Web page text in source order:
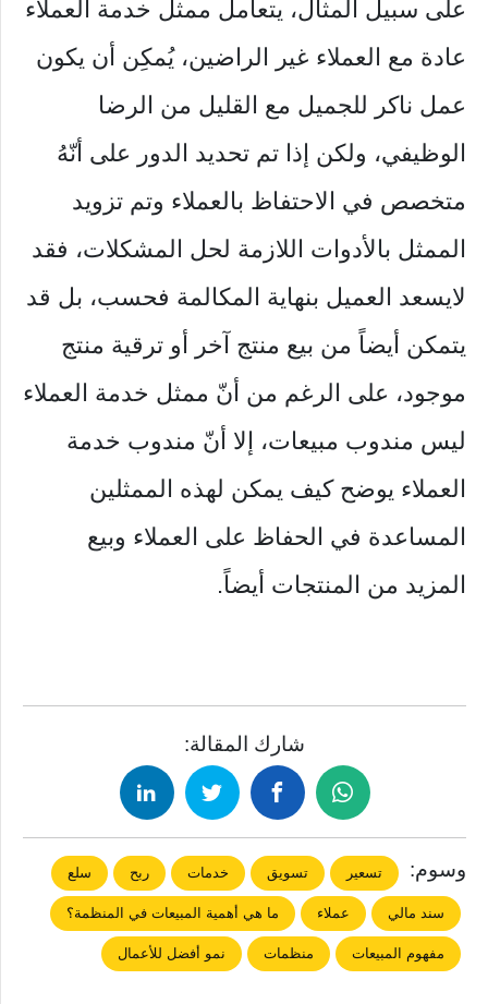
على سبيل المثال، يتعامل ممثل خدمة العملاء
عادة مع العملاء غير الراضين، يُمكِن أن يكون
عمل ناكر للجميل مع القليل من الرضا
الوظيفي، ولكن إذا تم تحديد الدور على أنّهُ
متخصص في الاحتفاظ بالعملاء وتم تزويد
الممثل بالأدوات اللازمة لحل المشكلات، فقد
لايسعد العميل بنهاية المكالمة فحسب، بل قد
يتمكن أيضاً من بيع منتج آخر أو ترقية منتج
موجود، على الرغم من أنّ ممثل خدمة العملاء
ليس مندوب مبيعات، إلا أنّ مندوب خدمة
العملاء يوضح كيف يمكن لهذه الممثلين
المساعدة في الحفاظ على العملاء وبيع
المزيد من المنتجات أيضاً.
شارك المقالة:
وسوم: تسعير تسويق خدمات ربح سلع
سند مالي عملاء ما هي أهمية المبيعات في المنظمة؟
مفهوم المبيعات منظمات نمو أفضل للأعمال